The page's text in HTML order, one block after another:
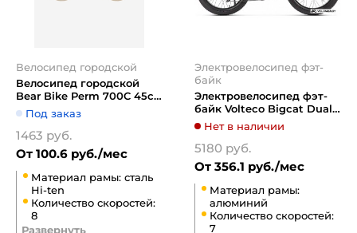
Велосипед городской
Велосипед городской
Bear Bike Perm 700C 45см
1BKB1C188001 (хром)
Под заказ
1463 руб.
От 100.6 руб./мес
Материал рамы: сталь
Hi-ten
Количество скоростей:
8
Развернуть
Электровелосипед фэт-
байк
Электровелосипед фэт-
байк Volteco Bigcat Dual
New (серый)
Нет в наличии
5180 руб.
От 356.1 руб./мес
Материал рамы:
алюминий
Количество скоростей:
7